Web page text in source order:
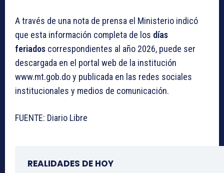
A través de una nota de prensa el Ministerio indicó
que esta información completa de los días
feriados correspondientes al año 2026, puede ser
descargada en el portal web de la institución
www.mt.gob.do y publicada en las redes sociales
institucionales y medios de comunicación.
FUENTE: Diario Libre
REALIDADES DE HOY